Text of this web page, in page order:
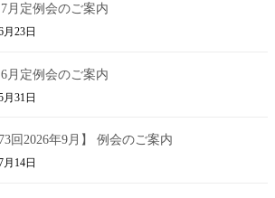
月定例会のご案内
月23日
月定例会のご案内
月31日
回2026年9月】 例会のご案内
月14日